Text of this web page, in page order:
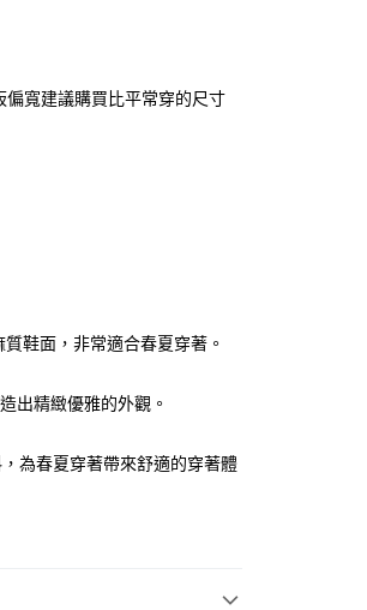
免運費
免運費
運費
寬建議購買比平常穿的尺寸
鞋面，非常適合春夏穿著。
出精緻優雅的外觀。
為春夏穿著帶來舒適的穿著體